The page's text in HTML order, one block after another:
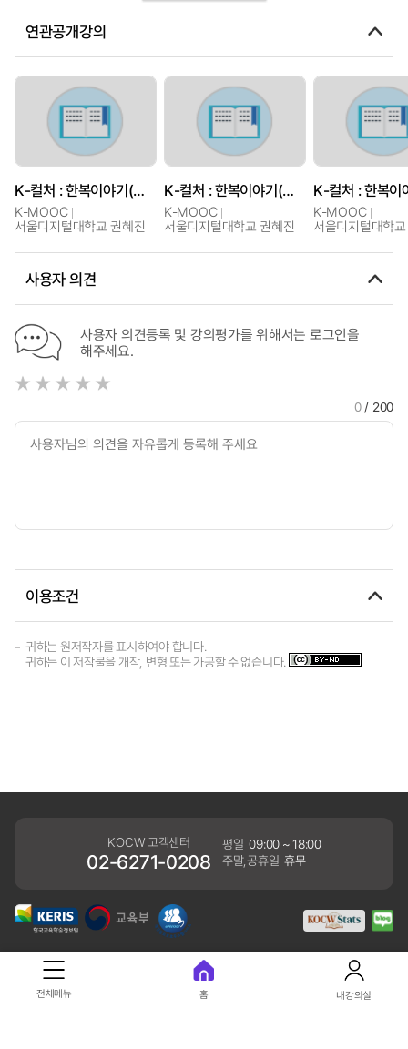
연관공개강의
K-컬처 : 한복이야기(품목별로 알아보는 한복의 미)
K-MOOC
서울디지털대학교 권혜진
K-컬처 : 한복이야기(품목별로 알아보는 한복의 미)
K-MOOC
서울디지털대학교 권혜진
K-MOOC
서울디지털대학
사용자 의견
사용자 의견등록 및 강의평가를 위해서는 로그인을
해주세요.
0/ 200
이용조건
귀하는 원저작자를 표시하여야 합니다.
귀하는 이 저작물을 개작, 변형 또는 가공할 수 없습니다.
KOCW 고객센터
02-6271-0208
평일 09:00 ~ 18:00
주말,공휴일 휴무
개인정보처리방침
41061 대구광역시 동구 동내로 64 (동내동 1119) 우)41061
전체메뉴 홈 내강의실